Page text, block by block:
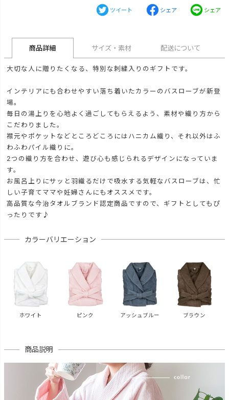
ツイート シェア シェア
商品詳細 サイズ・素材 配送について
大切な人に贈りたくなる、特別な刺繍入りのギフトです。
インテリアにも合わせやすい落ち着いたカラーのバスローブが新登
場。
毎日の湯上りを心地よく過ごしてもらえるよう、素材や織り方から
こだわりました。
襟元やポケットなどところどころにはハニカム織り、それ以外はふ
わふわパイル織りに。
2つの織り方を合わせ、遊び心も感じられるデザインになっていま
す。
お風呂上りにサッと羽織るだけで吸水する気軽なバスローブは、忙
しい子育てママや妊婦さんにもオススメです。
高品質な今治タオルブランド認定商品ですので、ギフトとしてもぴ
ったりです♪
カラーバリエーション
ホワイト ピンク アッシュブルー ブラウン
商品説明